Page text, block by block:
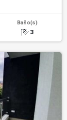
Baño(s)
3